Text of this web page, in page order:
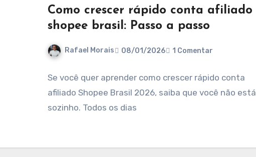
Como crescer rápido conta afiliado
shopee brasil: Passo a passo
Rafael Morais 08/01/2026 1 Comentar
Se você quer aprender como crescer rápido conta
afiliado Shopee Brasil 2026, saiba que você não está
sozinho. Todos os dias